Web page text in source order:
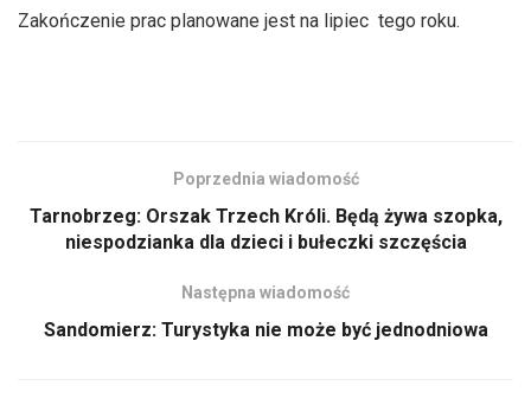
Zakończenie prac planowane jest na lipiec tego roku.
Poprzednia wiadomość
Tarnobrzeg: Orszak Trzech Króli. Będą żywa szopka,
niespodzianka dla dzieci i bułeczki szczęścia
Następna wiadomość
Sandomierz: Turystyka nie może być jednodniowa